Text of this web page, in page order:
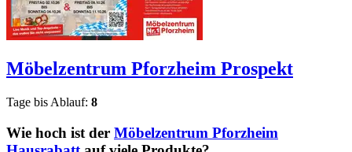
Möbelzentrum Pforzheim Prospekt
Tage bis Ablauf: 8
Wie hoch ist der Möbelzentrum Pforzheim